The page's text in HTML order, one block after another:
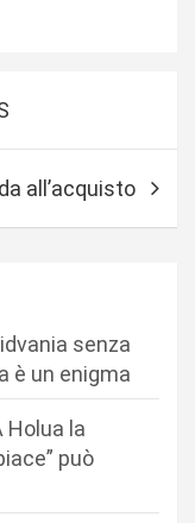
all’acquisto
senza
è un enigma
Holua la
può